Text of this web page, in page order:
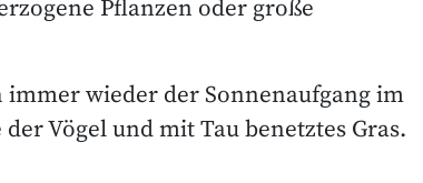
Pflanzen oder große
wieder der Sonnenaufgang im
Vögel und mit Tau benetztes Gras.